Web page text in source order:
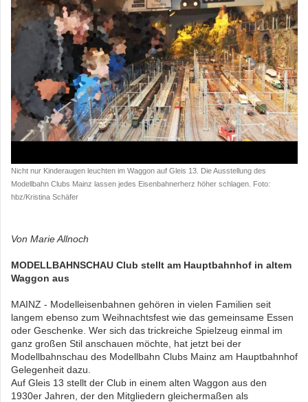
Nicht nur Kinderaugen leuchten im Waggon auf Gleis 13. Die Ausstellung des
Modellbahn Clubs Mainz lassen jedes Eisenbahnerherz höher schlagen. Foto:
hbz/Kristina Schäfer
Von Marie Allnoch
MODELLBAHNSCHAU Club stellt am Hauptbahnhof in altem
Waggon aus
MAINZ - Modelleisenbahnen gehören in vielen Familien seit
langem ebenso zum Weihnachtsfest wie das gemeinsame Essen
oder Geschenke. Wer sich das trickreiche Spielzeug einmal im
ganz großen Stil anschauen möchte, hat jetzt bei der
Modellbahnschau des Modellbahn Clubs Mainz am Hauptbahnhof
Gelegenheit dazu.
Auf Gleis 13 stellt der Club in einem alten Waggon aus den
1930er Jahren, der den Mitgliedern gleichermaßen als